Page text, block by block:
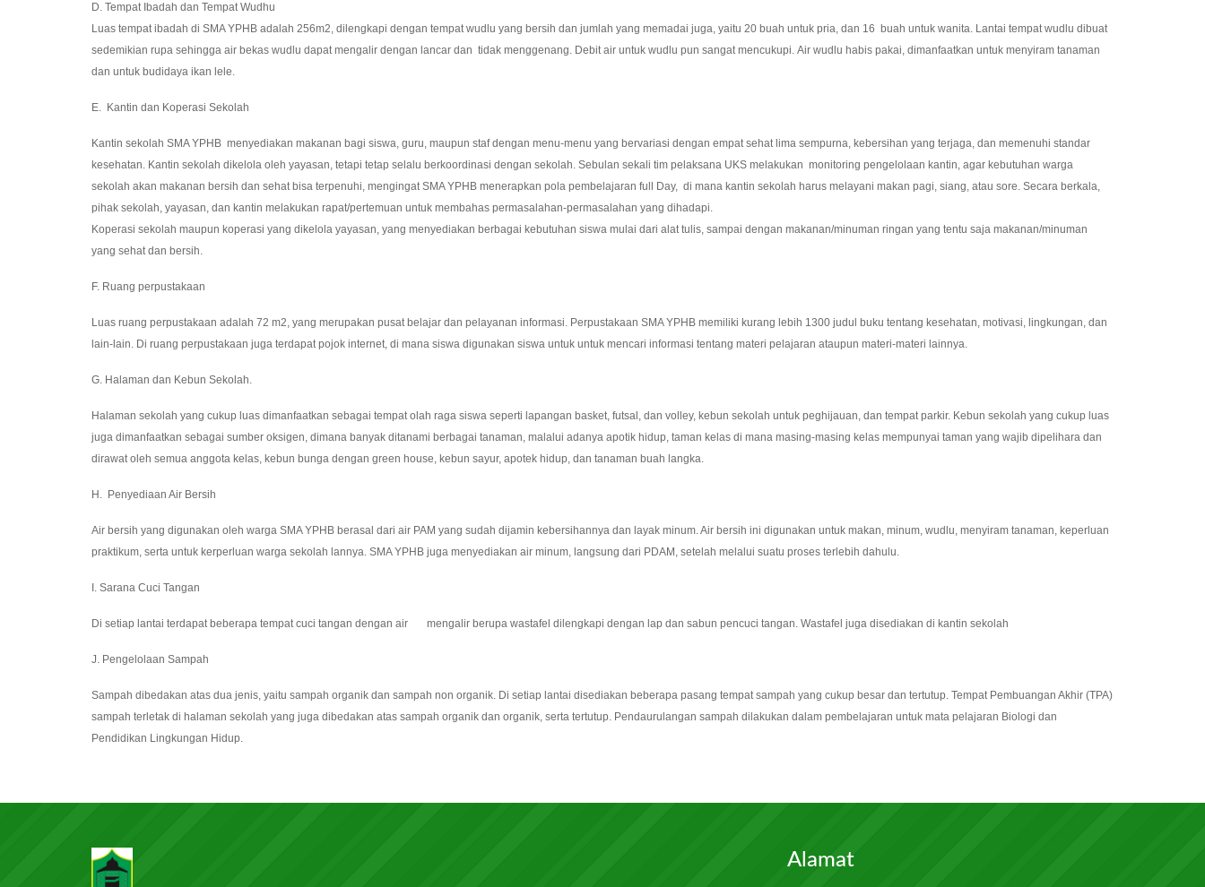
D. Tempat Ibadah dan Tempat Wudhu
Luas tempat ibadah di SMA YPHB adalah 256m2, dilengkapi dengan tempat wudlu yang bersih dan jumlah yang memadai juga, yaitu 20 buah untuk pria, dan 16 buah untuk wanita. Lantai tempat wudlu dibuat
sedemikian rupa sehingga air bekas wudlu dapat mengalir dengan lancar dan tidak menggenang. Debit air untuk wudlu pun sangat mencukupi. Air wudlu habis pakai, dimanfaatkan untuk menyiram tanaman
dan untuk budidaya ikan lele.
E. Kantin dan Koperasi Sekolah
Kantin sekolah SMA YPHB menyediakan makanan bagi siswa, guru, maupun staf dengan menu-menu yang bervariasi dengan empat sehat lima sempurna, kebersihan yang terjaga, dan memenuhi standar
kesehatan. Kantin sekolah dikelola oleh yayasan, tetapi tetap selalu berkoordinasi dengan sekolah. Sebulan sekali tim pelaksana UKS melakukan monitoring pengelolaan kantin, agar kebutuhan warga
sekolah akan makanan bersih dan sehat bisa terpenuhi, mengingat SMA YPHB menerapkan pola pembelajaran full Day, di mana kantin sekolah harus melayani makan pagi, siang, atau sore. Secara berkala,
pihak sekolah, yayasan, dan kantin melakukan rapat/pertemuan untuk membahas permasalahan-permasalahan yang dihadapi.
Koperasi sekolah maupun koperasi yang dikelola yayasan, yang menyediakan berbagai kebutuhan siswa mulai dari alat tulis, sampai dengan makanan/minuman ringan yang tentu saja makanan/minuman
yang sehat dan bersih.
F. Ruang perpustakaan
Luas ruang perpustakaan adalah 72 m2, yang merupakan pusat belajar dan pelayanan informasi. Perpustakaan SMA YPHB memiliki kurang lebih 1300 judul buku tentang kesehatan, motivasi, lingkungan, dan
lain-lain. Di ruang perpustakaan juga terdapat pojok internet, di mana siswa digunakan siswa untuk untuk mencari informasi tentang materi pelajaran ataupun materi-materi lainnya.
G. Halaman dan Kebun Sekolah.
Halaman sekolah yang cukup luas dimanfaatkan sebagai tempat olah raga siswa seperti lapangan basket, futsal, dan volley, kebun sekolah untuk peghijauan, dan tempat parkir. Kebun sekolah yang cukup luas
juga dimanfaatkan sebagai sumber oksigen, dimana banyak ditanami berbagai tanaman, malalui adanya apotik hidup, taman kelas di mana masing-masing kelas mempunyai taman yang wajib dipelihara dan
dirawat oleh semua anggota kelas, kebun bunga dengan green house, kebun sayur, apotek hidup, dan tanaman buah langka.
H. Penyediaan Air Bersih
Air bersih yang digunakan oleh warga SMA YPHB berasal dari air PAM yang sudah dijamin kebersihannya dan layak minum. Air bersih ini digunakan untuk makan, minum, wudlu, menyiram tanaman, keperluan
praktikum, serta untuk kerperluan warga sekolah lannya. SMA YPHB juga menyediakan air minum, langsung dari PDAM, setelah melalui suatu proses terlebih dahulu.
I. Sarana Cuci Tangan
Di setiap lantai terdapat beberapa tempat cuci tangan dengan air mengalir berupa wastafel dilengkapi dengan lap dan sabun pencuci tangan. Wastafel juga disediakan di kantin sekolah
J. Pengelolaan Sampah
Sampah dibedakan atas dua jenis, yaitu sampah organik dan sampah non organik. Di setiap lantai disediakan beberapa pasang tempat sampah yang cukup besar dan tertutup. Tempat Pembuangan Akhir (TPA)
sampah terletak di halaman sekolah yang juga dibedakan atas sampah organik dan organik, serta tertutup. Pendaurulangan sampah dilakukan dalam pembelajaran untuk mata pelajaran Biologi dan
Pendidikan Lingkungan Hidup.
Alamat